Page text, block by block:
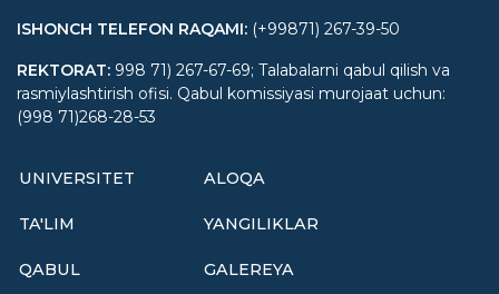
ISHONCH TELEFON RAQAMI: (+99871) 267-39-50
REKTORAT: 998 71) 267-67-69; Talabalarni qabul qilish va
rasmiylashtirish ofisi. Qabul komissiyasi murojaat uchun:
(998 71)268-28-53
UNIVERSITET
TA'LIM
QABUL
ALOQA
YANGILIKLAR
GALEREYA